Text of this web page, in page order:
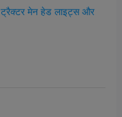
ट्रैक्टर मेन हेड लाइट्स और